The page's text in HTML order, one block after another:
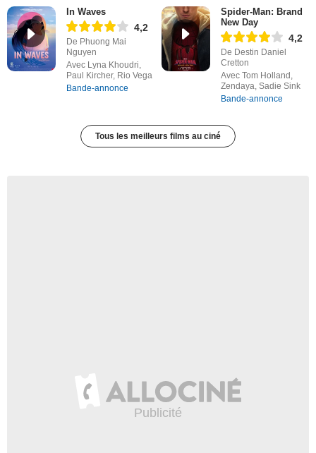
In Waves
4,2
De Phuong Mai
Nguyen
Avec Lyna Khoudri,
Paul Kircher, Rio Vega
Bande-annonce
Spider-Man: Brand
New Day
4,2
De Destin Daniel
Cretton
Avec Tom Holland,
Zendaya, Sadie Sink
Bande-annonce
Tous les meilleurs films au ciné